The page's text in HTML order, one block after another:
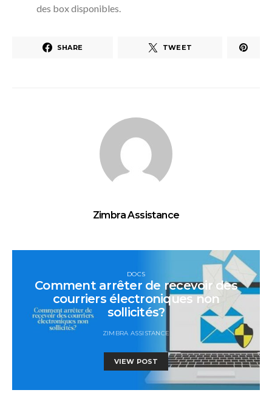
des box disponibles.
SHARE TWEET
Zimbra Assistance
DOCS
Comment arrêter de recevoir des
courriers électroniques non
sollicités?
ZIMBRA ASSISTANCE
VIEW POST